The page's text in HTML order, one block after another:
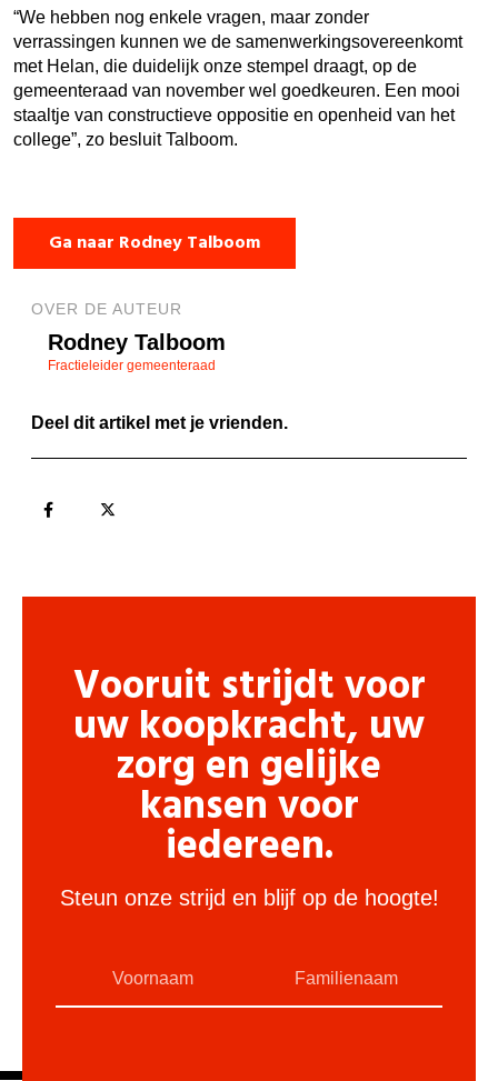
“We hebben nog enkele vragen, maar zonder
verrassingen kunnen we de samenwerkingsovereenkomt
met Helan, die duidelijk onze stempel draagt, op de
gemeenteraad van november wel goedkeuren. Een mooi
staaltje van constructieve oppositie en openheid van het
college”, zo besluit Talboom.
Ga naar Rodney Talboom
OVER DE AUTEUR
Rodney Talboom
Fractieleider gemeenteraad
Deel dit artikel met je vrienden.
Vooruit strijdt voor
uw koopkracht, uw
zorg en gelijke
kansen voor
iedereen.
Steun onze strijd en blijf op de hoogte!